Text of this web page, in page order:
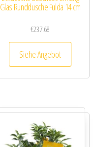
Glas Runddusche Fulda 14 cm
€237.68
Siehe Angebot